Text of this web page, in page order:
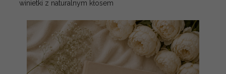
winietki z naturalnym kłosem